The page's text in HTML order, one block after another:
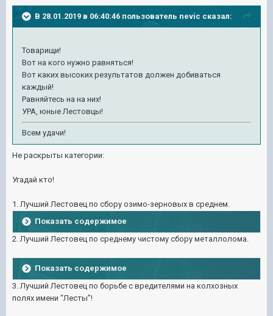
В 28.01.2019 в 06:40:46 пользователь nevic сказал:
Товарищи!
Вот на кого нужно равняться!
Вот каких высоких результатов должен добиваться
каждый!
Равняйтесь на на них!
УРА, юные Лестовцы!
Всем удачи!
Не раскрыты категории:
Угадай кто!
1. Лучший Лестовец по сбору озимо-зерновых в среднем.
Показать содержимое
2. Лучший Лестовец по среднему чистому сбору металлолома.
Показать содержимое
3. Лучший Лестовец по борьбе с вредителями на колхозных
полях имени “Лесты”!